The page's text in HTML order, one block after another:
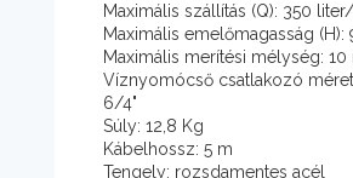
Maximális szállítás (Q): 350
Maximális emelőmagasság (H):
Maximális merítési mélység: 10
Víznyomócső csatlakozó
6/4"
Súly: 12,8 Kg
Kábelhossz: 5 m
Tengely: rozsdamentes acél